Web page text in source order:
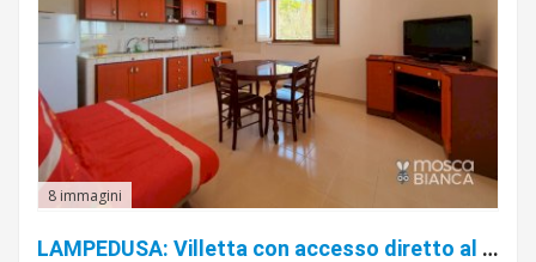
8 immagini
LAMPEDUSA: Villetta con accesso diretto al mare.